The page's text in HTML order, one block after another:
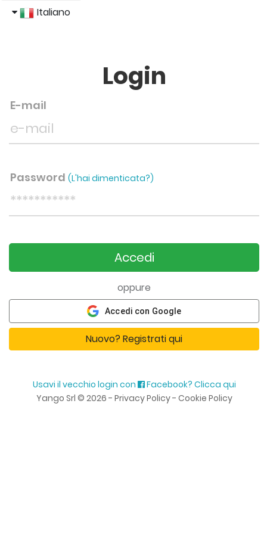
Italiano
Login
E-mail
Password (L'hai dimenticata?)
Accedi
oppure
Accedi con Google
Nuovo? Registrati qui
Usavi il vecchio login con
Facebook? Clicca qui
Yango Srl © 2026 - Privacy Policy- Cookie Policy